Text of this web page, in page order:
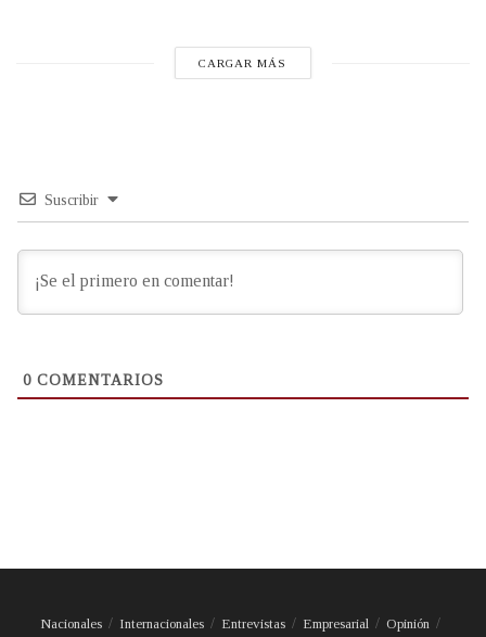
CARGAR MÁS
Suscribir
0 COMENTARIOS
Nacionales Internacionales Entrevistas Empresarial Opinión